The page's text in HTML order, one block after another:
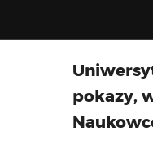
O
pokazy,